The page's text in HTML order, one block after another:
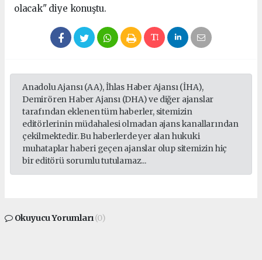
olacak" diye konuştu.
Anadolu Ajansı (AA), İhlas Haber Ajansı (İHA),
Demirören Haber Ajansı (DHA) ve diğer ajanslar
tarafından eklenen tüm haberler, sitemizin
editörlerinin müdahalesi olmadan ajans kanallarından
çekilmektedir. Bu haberlerde yer alan hukuki
muhataplar haberi geçen ajanslar olup sitemizin hiç
bir editörü sorumlu tutulamaz...
Okuyucu Yorumları(0)